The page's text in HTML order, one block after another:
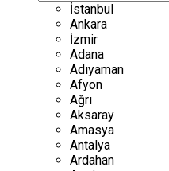
İstanbul
Ankara
İzmir
Adana
Adıyaman
Afyon
Ağrı
Aksaray
Amasya
Antalya
Ardahan